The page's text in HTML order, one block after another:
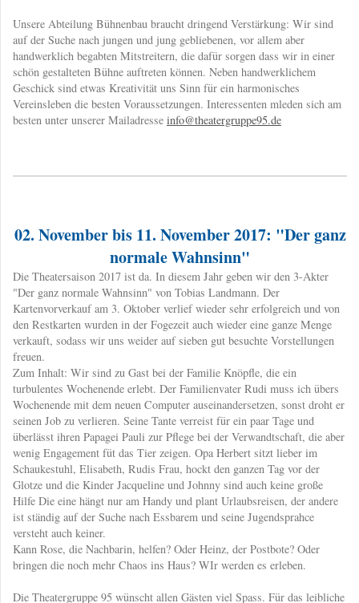
Unsere Abteilung Bühnenbau braucht dringend Verstärkung: Wir sind
auf der Suche nach jungen und jung gebliebenen, vor allem aber
handwerklich begabten Mitstreitern, die dafür sorgen dass wir in einer
schön gestalteten Bühne auftreten können. Neben handwerklichem
Geschick sind etwas Kreativität uns Sinn für ein harmonisches
Vereinsleben die besten Voraussetzungen. Interessenten mleden sich am
besten unter unserer Mailadresse info@theatergruppe95.de
02. November bis 11. November 2017: "Der ganz
normale Wahnsinn"
​Die Theatersaison 2017 ist da. In diesem Jahr geben wir den 3-Akter
"Der ganz normale Wahnsinn" von Tobias Landmann. Der
Kartenvorverkauf am 3. Oktober verlief wieder sehr erfolgreich und von
den Restkarten wurden in der Fogezeit auch wieder eine ganze Menge
verkauft, sodass wir uns weider auf sieben gut besuchte Vorstellungen
freuen.
Zum Inhalt: Wir sind zu Gast bei der Familie Knöpfle, die ein
turbulentes Wochenende erlebt. Der Familienvater Rudi muss ich übers
Wochenende mit dem neuen Computer auseinandersetzen, sonst droht er
seinen Job zu verlieren. Seine Tante verreist für ein paar Tage und
überlässt ihren Papagei Pauli zur Pflege bei der Verwandtschaft, die aber
wenig Engagement füt das Tier zeigen. Opa Herbert sitzt lieber im
Schaukestuhl, Elisabeth, Rudis Frau, hockt den ganzen Tag vor der
Glotze und die Kinder Jacqueline und Johnny sind auch keine große
Hilfe Die eine hängt nur am Handy und plant Urlaubsreisen, der andere
ist ständig auf der Suche nach Essbarem und seine Jugendsprahce
versteht auch keiner.
Kann Rose, die Nachbarin, helfen? Oder Heinz, der Postbote? Oder
bringen die noch mehr Chaos ins Haus? WIr werden es erleben.
Die Theatergruppe 95 wünscht allen Gästen viel Spass. Für das leibliche